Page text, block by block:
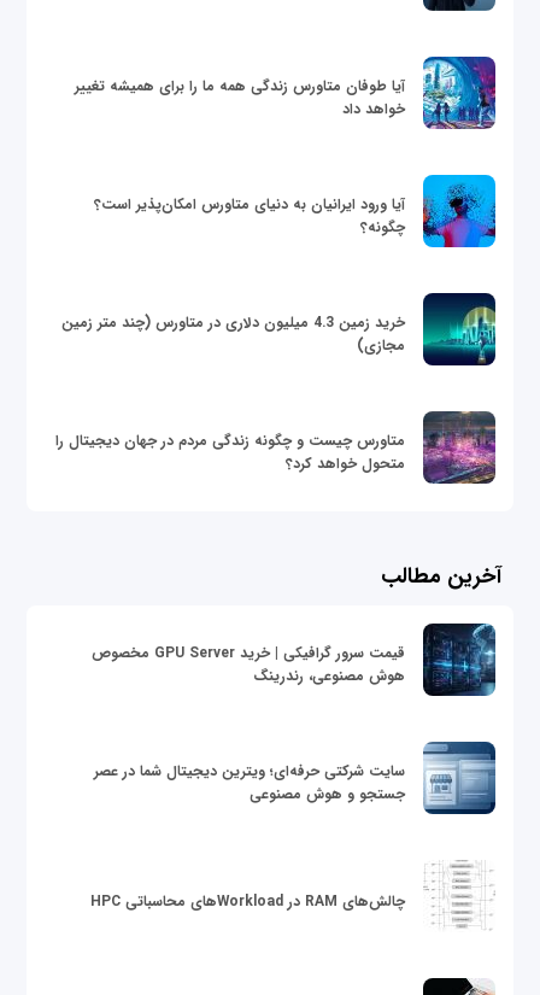
آیا طوفان متاورس زندگی همه ما را برای همیشه تغییر
خواهد داد
آیا ورود ایرانیان به دنیای متاورس امکان‌پذیر است؟
چگونه؟
خرید زمین 4.3 میلیون دلاری در متاورس (چند متر زمین
مجازی)
متاورس چیست و چگونه زندگی مردم در جهان دیجیتال را
متحول خواهد کرد؟
آخرین مطالب
قیمت سرور گرافیکی | خرید GPU Server مخصوص
هوش مصنوعی، رندرینگ
سایت شرکتی حرفه‌ای؛ ویترین دیجیتال شما در عصر
جستجو و هوش مصنوعی
چالش‌های RAM در Workloadهای محاسباتی HPC